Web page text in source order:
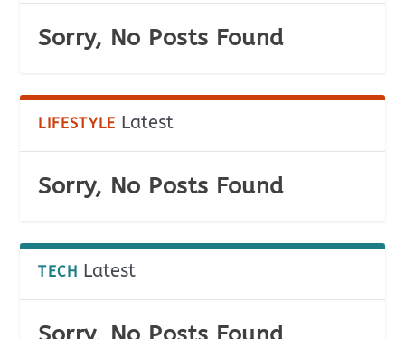
Sorry, No Posts Found
LIFESTYLE Latest
Sorry, No Posts Found
TECH Latest